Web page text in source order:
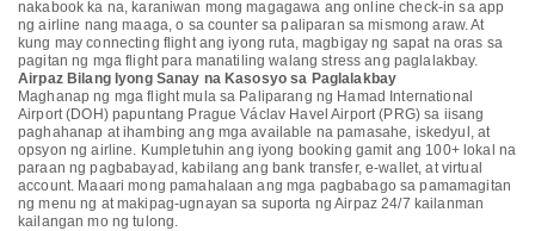
nakabook ka na, karaniwan mong magagawa ang online check-in sa app
ng airline nang maaga, o sa counter sa paliparan sa mismong araw. At
kung may connecting flight ang iyong ruta, magbigay ng sapat na oras sa
pagitan ng mga flight para manatiling walang stress ang paglalakbay.
Airpaz Bilang Iyong Sanay na Kasosyo sa Paglalakbay
Maghanap ng mga flight mula sa Paliparang ng Hamad International
Airport (DOH) papuntang Prague Václav Havel Airport (PRG) sa iisang
paghahanap at ihambing ang mga available na pamasahe, iskedyul, at
opsyon ng airline. Kumpletuhin ang iyong booking gamit ang 100+ lokal na
paraan ng pagbabayad, kabilang ang bank transfer, e-wallet, at virtual
account. Maaari mong pamahalaan ang mga pagbabago sa pamamagitan
ng menu ng at makipag-ugnayan sa suporta ng Airpaz 24/7 kailanman
kailangan mo ng tulong.